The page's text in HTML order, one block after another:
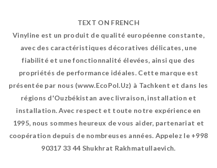
TEXT ON FRENCH
Vinyline est un produit de qualité européenne constante,
avec des caractéristiques décoratives délicates, une
fiabilité et une fonctionnalité élevées, ainsi que des
propriétés de performance idéales. Cette marque est
présentée par nous (www.EcoPol.Uz) à Tachkent et dans les
régions d'Ouzbékistan avec livraison, installation et
installation. Avec respect et toute notre expérience en
1995, nous sommes heureux de vous aider, partenariat et
coopération depuis de nombreuses années. Appelez le +998
90317 33 44 Shukhrat Rakhmatullaevich.